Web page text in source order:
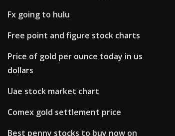
Fx going to hulu
Free point and figure stock charts
Price of gold per ounce today in us
dollars
Uae stock market chart
Comex gold settlement price
Best penny stocks to buy now on